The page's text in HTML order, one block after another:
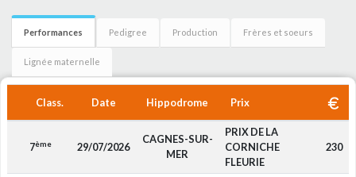
Performances Pedigree Production Frères et soeurs
Lignée maternelle
Class. Date Hippodrome Prix
7ème 29/07/2026
CAGNES-SUR-
MER
PRIX DE LA
CORNICHE
FLEURIE
230